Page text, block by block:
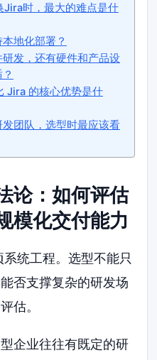
时，最大的难点是什
地化部署？
发，还有硬件和产品设
Jira 的核心优势是什
团队，选型时最应该看
论：如何评估
模化交付能力
统工程。选型不能只
否支撑复杂的研发场
估。
企业往往有既定的研